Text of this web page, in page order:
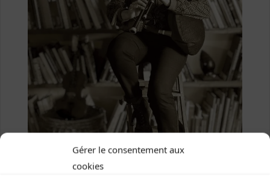
Gérer le consentement aux
cookies